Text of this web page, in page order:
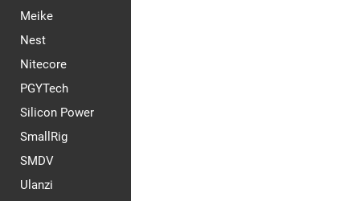
Meike
Nest
Nitecore
PGYTech
Silicon Power
SmallRig
SMDV
Ulanzi